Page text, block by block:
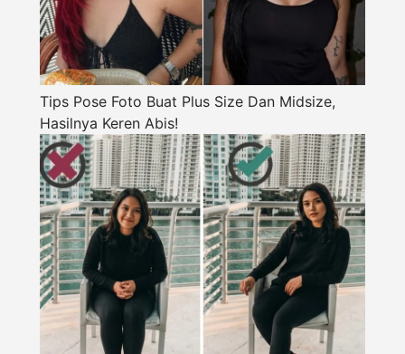
Tips Pose Foto Buat Plus Size Dan Midsize,
Hasilnya Keren Abis!